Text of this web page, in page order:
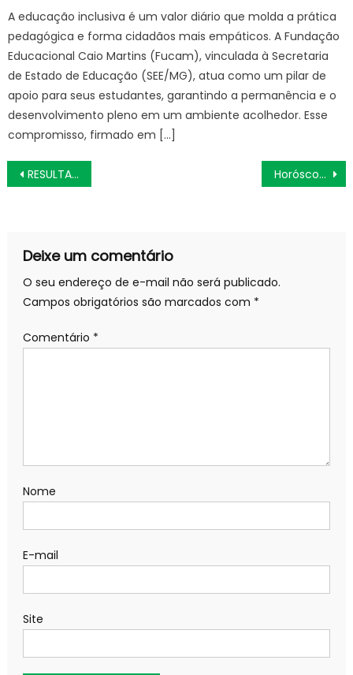
A educação inclusiva é um valor diário que molda a prática
pedagógica e forma cidadãos mais empáticos. A Fundação
Educacional Caio Martins (Fucam), vinculada à Secretaria
de Estado de Educação (SEE/MG), atua como um pilar de
apoio para seus estudantes, garantindo a permanência e o
desenvolvimento pleno em um ambiente acolhedor. Esse
compromisso, firmado em […]
Navegação
de
RESULTADO DO SORTEIO MEGA SENA 2700 DE HOJE QUINTA (14/03) Horóscopo do Dia de Hoje Previsões dos astros para seu signo, FINAL DE SEMANA (16 E 17/03/24)
Deixe um comentário
O seu endereço de e-mail não será publicado.
Campos obrigatórios são marcados com *
Comentário *
Nome
E-mail
Site